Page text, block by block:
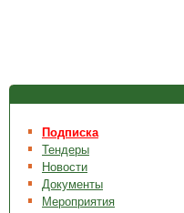
Подписка
Тендеры
Новости
Документы
Мероприятия